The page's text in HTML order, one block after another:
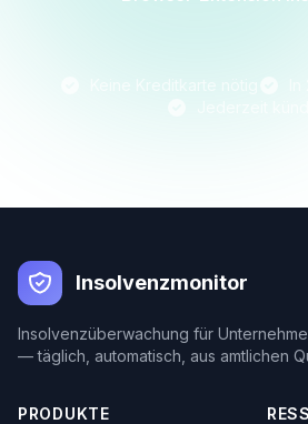
Insolvenzmonitor
Insolvenzüberwachung für
— täglich, automatisch, aus amtlichen
PRODUKTE